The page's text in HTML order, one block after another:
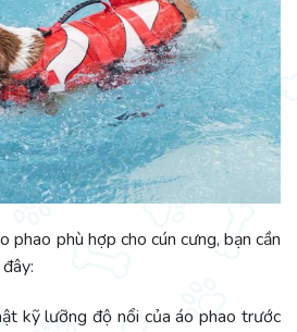
phao phù hợp cho cún cưng, bạn cần
kỹ lưỡng độ nổi của áo phao trước